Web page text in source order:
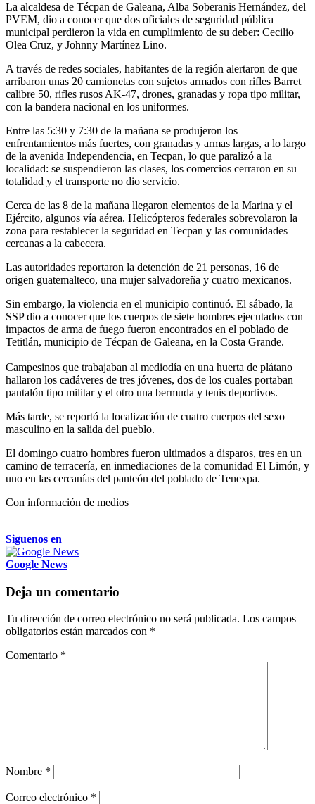
La alcaldesa de Técpan de Galeana, Alba Soberanis Hernández, del
PVEM, dio a conocer que dos oficiales de seguridad pública
municipal perdieron la vida en cumplimiento de su deber: Cecilio
Olea Cruz, y Johnny Martínez Lino.
A través de redes sociales, habitantes de la región alertaron de que
arribaron unas 20 camionetas con sujetos armados con rifles Barret
calibre 50, rifles rusos AK-47, drones, granadas y ropa tipo militar,
con la bandera nacional en los uniformes.
Entre las 5:30 y 7:30 de la mañana se produjeron los
enfrentamientos más fuertes, con granadas y armas largas, a lo largo
de la avenida Independencia, en Tecpan, lo que paralizó a la
localidad: se suspendieron las clases, los comercios cerraron en su
totalidad y el transporte no dio servicio.
Cerca de las 8 de la mañana llegaron elementos de la Marina y el
Ejército, algunos vía aérea. Helicópteros federales sobrevolaron la
zona para restablecer la seguridad en Tecpan y las comunidades
cercanas a la cabecera.
Las autoridades reportaron la detención de 21 personas, 16 de
origen guatemalteco, una mujer salvadoreña y cuatro mexicanos.
Sin embargo, la violencia en el municipio continuó. El sábado, la
SSP dio a conocer que los cuerpos de siete hombres ejecutados con
impactos de arma de fuego fueron encontrados en el poblado de
Tetitlán, municipio de Técpan de Galeana, en la Costa Grande.
Campesinos que trabajaban al mediodía en una huerta de plátano
hallaron los cadáveres de tres jóvenes, dos de los cuales portaban
pantalón tipo militar y el otro una bermuda y tenis deportivos.
Más tarde, se reportó la localización de cuatro cuerpos del sexo
masculino en la salida del pueblo.
El domingo cuatro hombres fueron ultimados a disparos, tres en un
camino de terracería, en inmediaciones de la comunidad El Limón, y
uno en las cercanías del panteón del poblado de Tenexpa.
Con información de medios
Siguenos en
Google News
Deja un comentario
Tu dirección de correo electrónico no será publicada. Los campos
obligatorios están marcados con *
Comentario *
Nombre *
Correo electrónico *